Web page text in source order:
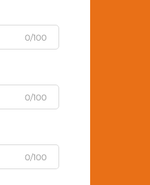
0/100
0/100
0/100